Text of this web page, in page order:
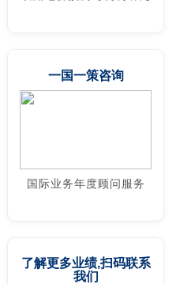
一国一策咨询
国际业务年度顾问服务
了解更多业绩,扫码联系
我们